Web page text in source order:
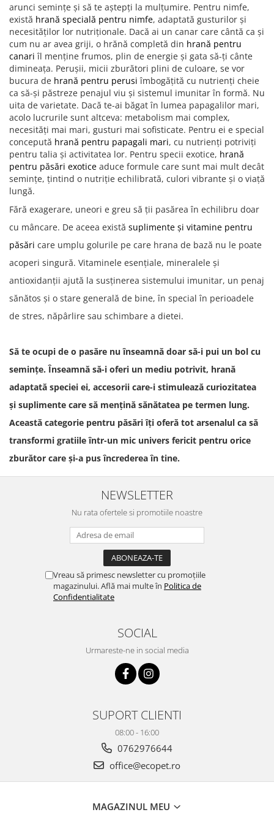
arunci semințe și să te aștepți la mulțumire. Pentru nimfe,
există hrană specială pentru nimfe, adaptată gusturilor și
necesităților lor nutriționale. Dacă ai un canar care cântă ca și
cum nu ar avea griji, o hrănă completă din hrană pentru
canari îl menține frumos, plin de energie și gata să-ți cânte
dimineața. Perușii, micii zburători plini de culoare, se vor
bucura de hrană pentru perusi îmbogățită cu nutrienți cheie
ca să-și păstreze penajul viu și sistemul imunitar în formă. Nu
uita de varietate. Dacă te-ai băgat în lumea papagalilor mari,
acolo lucrurile sunt altceva: metabolism mai complex,
necesități mai mari, gusturi mai sofisticate. Pentru ei e special
concepută hrană pentru papagali mari, cu nutrienți potriviți
pentru talia și activitatea lor. Pentru specii exotice, hrană
pentru păsări exotice aduce formule care sunt mai mult decât
semințe, țintind o nutriție echilibrată, culori vibrante și o viață
lungă.
Fără exagerare, uneori e greu să ții pasărea în echilibru doar
cu mâncare. De aceea există suplimente și vitamine pentru
păsări care umplu golurile pe care hrana de bază nu le poate
acoperi singură. Vitaminele esențiale, mineralele și
antioxidanții ajută la susținerea sistemului imunitar, un penaj
sănătos și o stare generală de bine, în special în perioadele
de stres, năpârlire sau schimbare a dietei.
Să te ocupi de o pasăre nu înseamnă doar să-i pui un bol cu
semințe. Înseamnă să-i oferi un mediu potrivit, hrană
adaptată speciei ei, accesorii care-i stimulează curiozitatea
și suplimente care să mențină sănătatea pe termen lung.
Această categorie pentru păsări îți oferă tot arsenalul ca să
transformi gratiile într-un mic univers fericit pentru orice
zburător care și-a pus încrederea în tine.
NEWSLETTER
Nu rata ofertele si promotiile noastre
Vreau să primesc newsletter cu promoțiile
magazinului. Află mai multe în Politica de
Confidentialitate
SOCIAL
Urmareste-ne in social media
SUPORT CLIENTI
08:00 - 16:00
0762976644
office@ecopet.ro
MAGAZINUL MEU